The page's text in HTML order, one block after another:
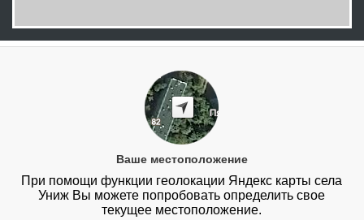
Ваше местоположение
При помощи функции геолокации Яндекс карты села
Униж Вы можете попробовать определить свое
текущее местоположение.